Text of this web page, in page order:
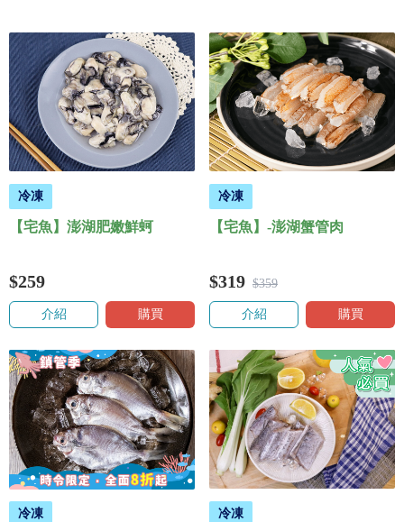
冷凍
【宅魚】澎湖肥嫩鮮蚵
$259
介紹 購買
冷凍
【宅魚】-澎湖蟹管肉
$319 $359
介紹 購買
冷凍 冷凍